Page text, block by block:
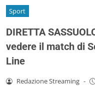
Sport
DIRETTA
vedere il match di
Line
Redazione Streaming -